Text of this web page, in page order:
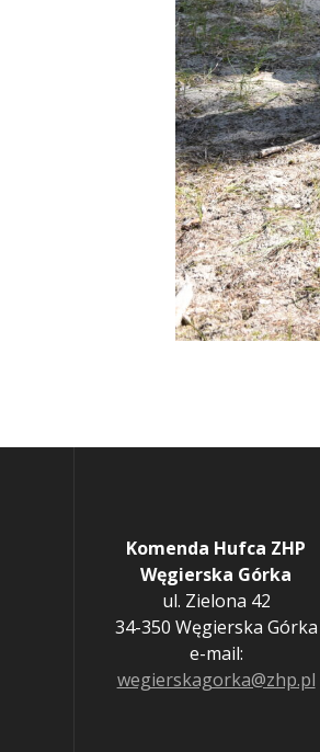
Komenda Hufca ZHP
Węgierska Górka
ul. Zielona 42
34-350 Węgierska Górka
e-mail:
wegierskagorka@zhp.pl